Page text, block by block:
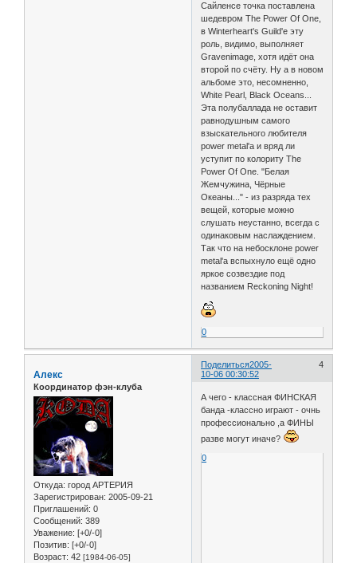
Сайленсе точка поставлена
шедевром The Power Of One,
в Winterheart's Guild'е эту
роль, видимо, выполняет
Gravenimage, хотя идёт она
второй по счёту. Ну а в новом
альбоме это, несомненно,
White Pearl, Black Oceans...
Эта полубаллада не оставит
равнодушным самого
взыскательного любителя
power metal'a и вряд ли
уступит по колориту The
Power Of One. "Белая
Жемчужина, Чёрные
Океаны..." - из разряда тех
вещей, которые можно
слушать неустанно, всегда с
одинаковым наслаждением.
Так что на небосклоне power
metal'а вспыхнуло ещё одно
яркое созвездие под
названием Reckoning Night!
0
Поделиться 4
2005-
10-06 00:30:52
Алекс
Координатор фэн-клуба
Откуда: город АРТЕРИЯ
Зарегистрирован: 2005-09-21
Приглашений: 0
Сообщений: 389
Уважение: [+0/-0]
Позитив: [+0/-0]
Возраст: 42 [1984-06-05]
А чего - классная ФИНСКАЯ
банда -классно играют - очнь
профессионально ,а ФИНЫ
разве могут иначе?
0